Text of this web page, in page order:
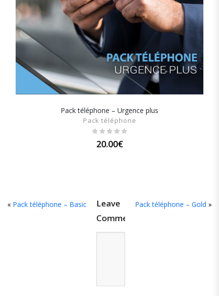
SHOW DETAILS
Pack téléphone – Urgence plus
Pack téléphone
20.00€
« Pack téléphone – Basic Pack téléphone – Gold »
Leave
Comment